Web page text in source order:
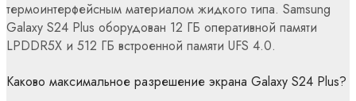
термоинтерфейсным материалом жидкого типа. Samsung
Galaxy S24 Plus оборудован 12 ГБ оперативной памяти
LPDDR5X и 512 ГБ встроенной памяти UFS 4.0.
Каково максимальное разрешение экрана Galaxy S24 Plus?